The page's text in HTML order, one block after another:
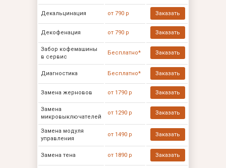
Декальцинация от 790 р Заказать
Декофенация от 790 р Заказать
Забор кофемашины
в сервис
Бесплатно* Заказать
Диагностика Бесплатно* Заказать
Замена жерновов от 1790 р Заказать
Замена
микровыключателей
от 1290 р Заказать
Замена модуля
управления
от 1490 р Заказать
Замена тена от 1890 р Заказать